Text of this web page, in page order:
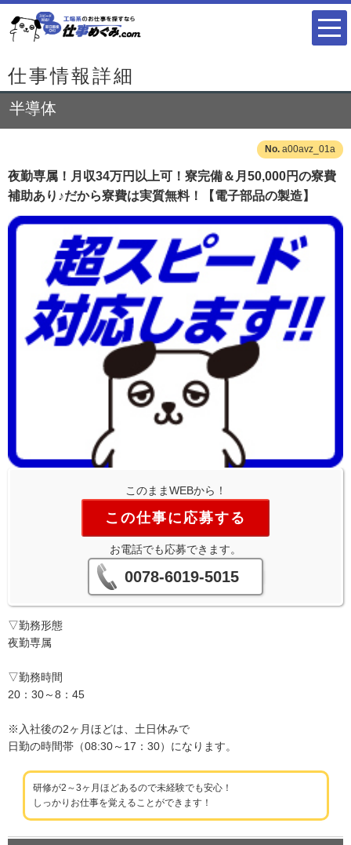
仕事情報詳細
半導体
a00avz_01a
夜勤専属！月収34万円以上可！寮完備＆月50,000円の寮費
補助あり♪だから寮費は実質無料！【電子部品の製造】
このままWEBから！
この仕事に応募する
お電話でも応募できます。
0078-6019-5015
▽勤務形態
夜勤専属
▽勤務時間
20：30～8：45
※入社後の2ヶ月ほどは、土日休みで
日勤の時間帯（08:30～17：30）になります。
研修が2～3ヶ月ほどあるので未経験でも安心！
しっかりお仕事を覚えることができます！